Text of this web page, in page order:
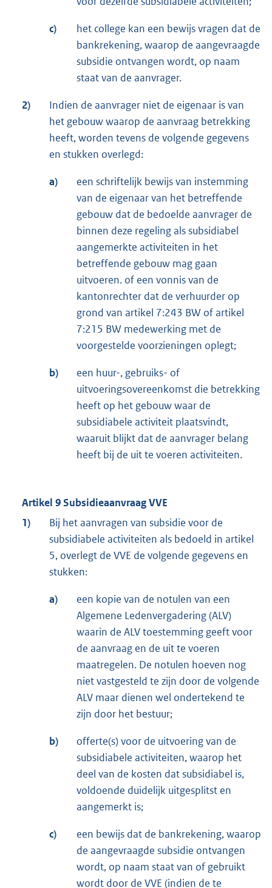
c)
het college kan een bewijs vragen dat de
bankrekening, waarop de aangevraagde
subsidie ontvangen wordt, op naam
staat van de aanvrager.
2)
Indien de aanvrager niet de eigenaar is van
het gebouw waarop de aanvraag betrekking
heeft, worden tevens de volgende gegevens
en stukken overlegd:
a)
een schriftelijk bewijs van instemming
van de eigenaar van het betreffende
gebouw dat de bedoelde aanvrager de
binnen deze regeling als subsidiabel
aangemerkte activiteiten in het
betreffende gebouw mag gaan
uitvoeren. of een vonnis van de
kantonrechter dat de verhuurder op
grond van artikel 7:243 BW of artikel
7:215 BW medewerking met de
voorgestelde voorzieningen oplegt;
b)
een huur-, gebruiks- of
uitvoeringsovereenkomst die betrekking
heeft op het gebouw waar de
subsidiabele activiteit plaatsvindt,
waaruit blijkt dat de aanvrager belang
heeft bij de uit te voeren activiteiten.
Artikel 9 Subsidieaanvraag VVE
1)
Bij het aanvragen van subsidie voor de
subsidiabele activiteiten als bedoeld in artikel
5, overlegt de VVE de volgende gegevens en
stukken:
a)
een kopie van de notulen van een
Algemene Ledenvergadering (ALV)
waarin de ALV toestemming geeft voor
de aanvraag en de uit te voeren
maatregelen. De notulen hoeven nog
niet vastgesteld te zijn door de volgende
ALV maar dienen wel ondertekend te
zijn door het bestuur;
b)
offerte(s) voor de uitvoering van de
subsidiabele activiteiten, waarop het
deel van de kosten dat subsidiabel is,
voldoende duidelijk uitgesplitst en
aangemerkt is;
c)
een bewijs dat de bankrekening, waarop
de aangevraagde subsidie ontvangen
wordt, op naam staat van of gebruikt
wordt door de VVE (indien de te